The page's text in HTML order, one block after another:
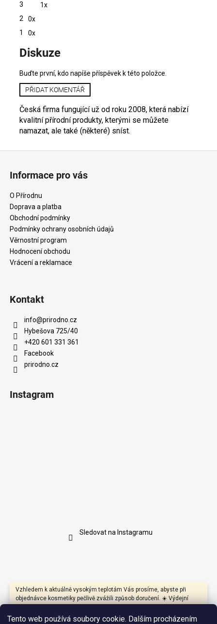
Tento web používá soubory cookie. Dalším procházením
Vzhledem k aktuálně vysokým teplotám Vás prosíme, abyste při
objednávce kosmetiky pečlivě zvážili způsob doručení. ☀️ Výdejní
teplotám, které mohou negativně ovlivnit především produkty s
3
1x
2
0x
1
0x
ý
i
s
h
o
d
n
c
n
í
Diskuze
Buďte první, kdo napíše příspěvek k této položce.
PŘIDAT KOMENTÁŘ
Česká firma fungující už od roku 2008, která nabízí
kvalitní přírodní produkty, kterými se můžete
namazat, ale také (některé) sníst.
Informace pro vás
O Přírodnu
Doprava a platba
Obchodní podmínky
Podmínky ochrany osobních údajů
Věrnostní program
Hodnocení obchodu
Vrácení a reklamace
Kontakt
info@prirodno.cz
Hybešova 725/40
+420 601 331 361
Facebook
prirodno.cz
Instagram
Sledovat na Instagramu